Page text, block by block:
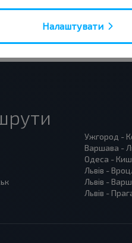
Ужгород -
Варшава -
Одеса -
Львів -
Львів -
Львів -
Налаштувати